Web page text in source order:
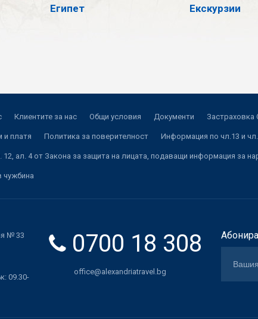
Египет Екскурзии
Клиентите за нас Общи условия Документи Застраховка
и платя Политика за поверителност Информация по чл.13 и
ал. 4 от Закона за защита на лицата, подаващи информация за
чужбина
№ 33
09.30-
0700 18 308
office@alexandriatravel.bg